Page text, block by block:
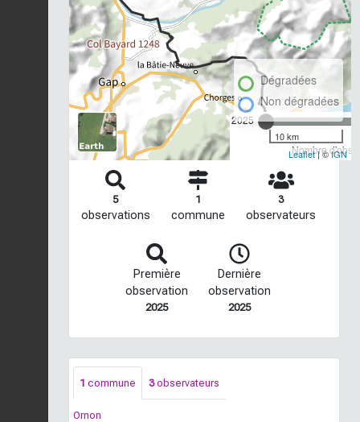
2025
Nombre
Dégradées
Non dégradées
10 km
Leaflet| ©IGN
5
observations
1
commune
3
observateurs
Première
observation
2025
Dernière
observation
2025
1 commune 3observateurs
Ornon